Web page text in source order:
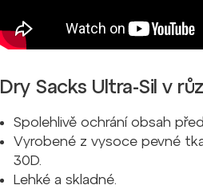
Dry Sacks Ultra-Sil v
Spolehlivě ochrání obsah
Vyrobené z vysoce pevné
30D.
Lehké a skladné.